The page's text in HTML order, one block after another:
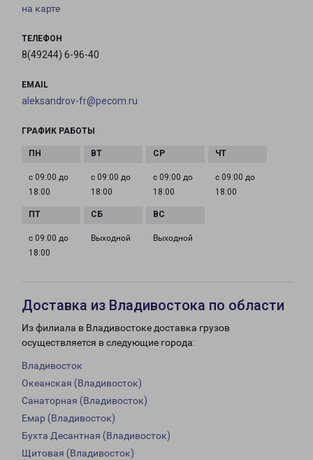
на карте
ТЕЛЕФОН
8(49244) 6-96-40
EMAIL
aleksandrov-fr@pecom.ru
ГРАФИК РАБОТЫ
с 09:00 до
18:00
с 09:00 до
18:00
с 09:00 до
18:00
с 09:00 до
18:00
с 09:00 до
18:00
Выходной Выходной
Доставка из Владивостока по области
Из филиала в Владивостоке доставка грузов
осуществляется в следующие города:
Владивосток
Океанская (Владивосток)
Санаторная (Владивосток)
Емар (Владивосток)
Бухта Десантная (Владивосток)
Щитовая (Владивосток)